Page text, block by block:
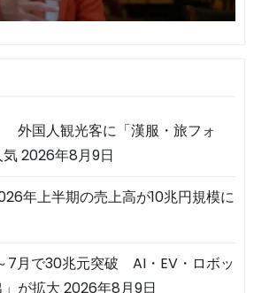
外国人観光客に「漢服・旅フォ
気2026年8月9日
年上半期の売上高が10兆円規模に
7月で30兆元突破 AI・EV・ロボッ
」が拡大 2026年8月9日